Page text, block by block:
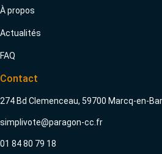
À propos
Actualités
FAQ
Contact
274 Bd Clemenceau, 59700 Marcq-en-
simplivote@paragon-cc.fr
01 84 80 79 18